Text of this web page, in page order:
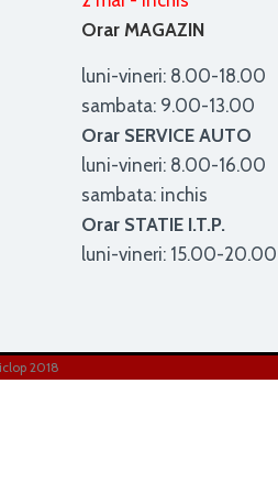
Orar MAGAZIN
luni-vineri: 8.00-18.00
sambata: 9.00-13.00
Orar SERVICE AUTO
luni-vineri: 8.00-16.00
sambata: inchis
Orar STATIE I.T.P.
luni-vineri: 15.00-20.00
2018